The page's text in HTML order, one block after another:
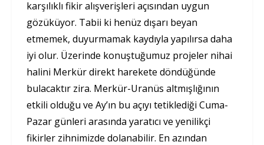
karşılıklı fikir alışverişleri açısından uygun
gözüküyor. Tabii ki henüz dışarı beyan
etmemek, duyurmamak kaydıyla yapılırsa daha
iyi olur. Üzerinde konuştuğumuz projeler nihai
halini Merkür direkt harekete döndüğünde
bulacaktır zira. Merkür-Uranüs altmışlığının
etkili olduğu ve Ay’ın bu açıyı tetiklediği Cuma-
Pazar günleri arasında yaratıcı ve yenilikçi
fikirler zihnimizde dolanabilir. En azından